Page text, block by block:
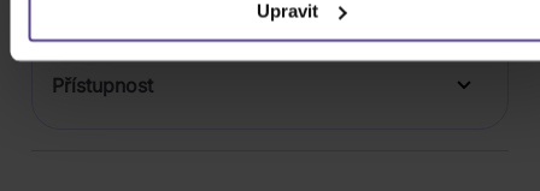
Upravit
Rok výroby
Přístupnost